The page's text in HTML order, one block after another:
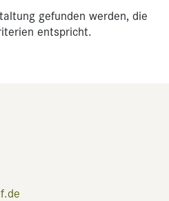
gefunden werden, die
entspricht.